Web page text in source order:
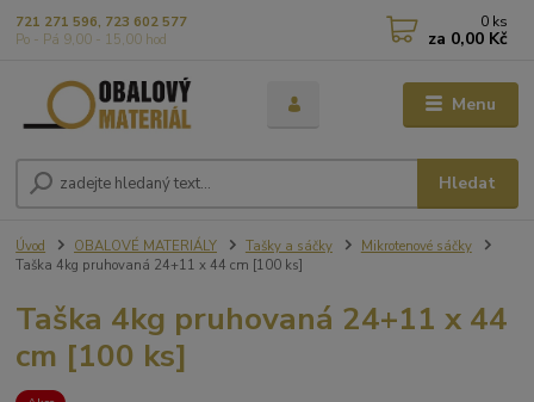
Menu
Hledat
721 271 596, 723 602 577
Po - Pá 9,00 - 15,00 hod
0 ks
za 0,00 Kč
Úvod OBALOVÉ MATERIÁLY Tašky a sáčky
Mikrotenové sáčky
Taška 4kg pruhovaná 24+11 x 44 cm [100 ks]
Taška 4kg pruhovaná 24+11 x 44
cm [100 ks]